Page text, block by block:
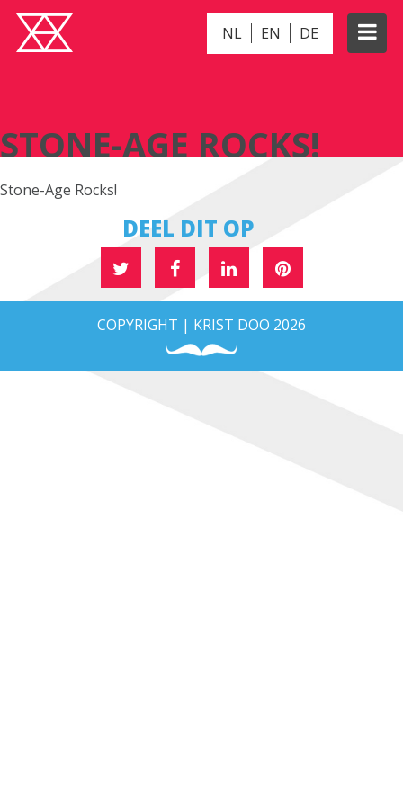
NL EN DE
STONE-AGE ROCKS!
Stone-Age Rocks!
DEEL DIT OP
COPYRIGHT | KRIST DOO 2026